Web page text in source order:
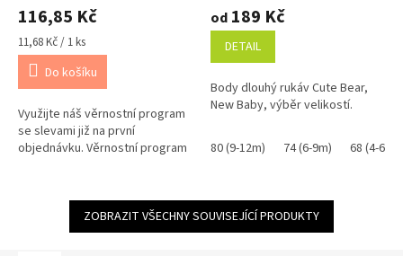
produktu
je
5,0
5
hvězdiček.
116,85 Kč
Měrná
cena:
11,68 Kč / 1 ks
Do košíku
Využijte náš věrnostní program
se slevami již na první
objednávku. Věrnostní program
produktu
5,0
5
hvězdiček.
od 189 Kč
DETAIL
Body dlouhý rukáv Cute Bear,
New Baby, výběr velikostí.
80 (9-12m) 74 (6-9m) 68 (4-6-m)
ZOBRAZIT VŠECHNY SOUVISEJÍCÍ PRODUKTY